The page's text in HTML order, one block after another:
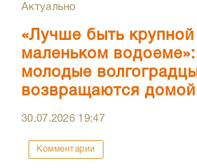
Актуально
«Лучше быть
маленьком
молодые
возвращаются
30.07.2026 19:47
Комментарии